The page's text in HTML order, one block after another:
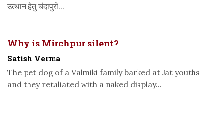
उत्थान हेतु चंदापुरी...
Why is Mirchpur silent?
Satish Verma
The pet dog of a Valmiki family barked at Jat youths
and they retaliated with a naked display...